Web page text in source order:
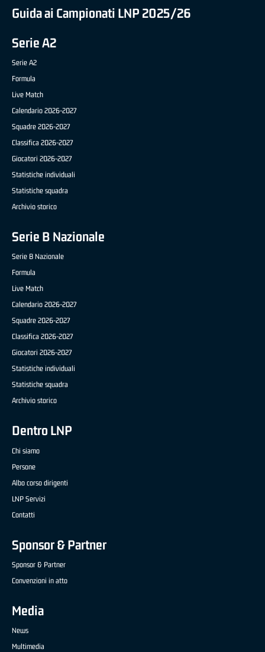
Guida ai Campionati LNP 2025/26
Serie A2
Serie A2
Formula
Live Match
Calendario 2026-2027
Squadre 2026-2027
Classifica 2026-2027
Giocatori 2026-2027
Statistiche individuali
Statistiche squadra
Archivio storico
Serie B Nazionale
Serie B Nazionale
Formula
Live Match
Calendario 2026-2027
Squadre 2026-2027
Classifica 2026-2027
Giocatori 2026-2027
Statistiche individuali
Statistiche squadra
Archivio storico
Dentro LNP
Chi siamo
Persone
Albo corso dirigenti
LNP Servizi
Contatti
Sponsor & Partner
Sponsor & Partner
Convenzioni in atto
Media
News
Multimedia